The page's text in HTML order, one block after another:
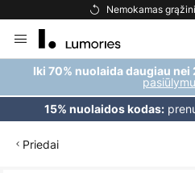
Nemokamas
to
Content
Iki 70% nuolaida daugiau
15% nuolaidos kodas:
Priedai